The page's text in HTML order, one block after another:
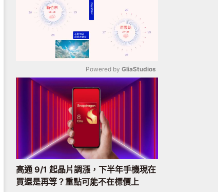
Mute
Powered by GliaStudios
高通 9/1 起晶片調漲，下半年手機現在
買還是再等？重點可能不在標價上